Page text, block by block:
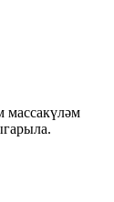
массакүләм